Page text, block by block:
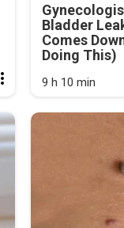
Bladder
Comes
Doing This)
9 h 10 min